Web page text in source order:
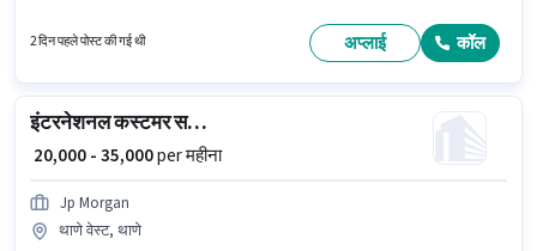
डिग्री/सर्टिफिकेट होना अनिवार्य है। इस भूमिका में Fixed वेतन संरचना मिलती है।
2 दिन पहले पोस्ट की गई थी अप्लाई कॉल
इंटरनेशनल कस्टमर सपोर्ट एग्जीक्यूटिव
₹ 20,000 - 35,000per महीना
Jp Morgan
थाणे वेस्ट, थाणे